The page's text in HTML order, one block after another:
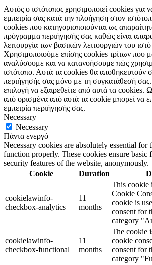
Αυτός ο ιστότοπος χρησιμοποιεί cookies για
εμπειρία σας κατά την πλοήγηση στον
cookies που κατηγοριοποιούνται ως
πρόγραμμα περιήγησής σας καθώς είναι
λειτουργία των βασικών λειτουργιών του
Χρησιμοποιούμε επίσης cookies τρίτων που
αναλύσουμε και να κατανοήσουμε πώς
ιστότοπο. Αυτά τα cookies θα αποθηκευτούν
περιήγησής σας μόνο με τη συγκατάθεσή
επιλογή να εξαιρεθείτε από αυτά τα cookies.
από ορισμένα από αυτά τα cookie μπορεί να
εμπειρία περιήγησής σας.
Necessary
Necessary
Πάντα ενεργό
Necessary cookies are absolutely essential for
function properly. These cookies ensure basic
security features of the website, anonymously.
Cookie
Duration
cookielawinfo-
checkbox-analytics
11
months
This cookie
Cookie
cookie is
consent for
category
cookielawinfo-
checkbox-functional
11
months
The cookie
cookie
consent for
category